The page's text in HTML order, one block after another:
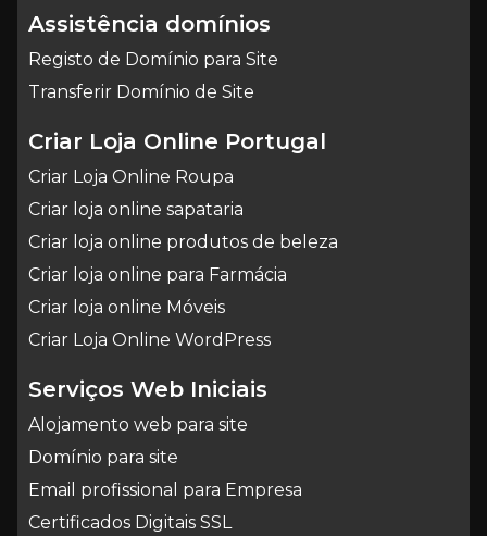
Assistência domínios
Registo de Domínio para Site
Transferir Domínio de Site
Criar Loja Online Portugal
Criar Loja Online Roupa
Criar loja online sapataria
Criar loja online produtos de beleza
Criar loja online para Farmácia
Criar loja online Móveis
Criar Loja Online WordPress
Serviços Web Iniciais
Alojamento web para site
Domínio para site
Email profissional para Empresa
Certificados Digitais SSL